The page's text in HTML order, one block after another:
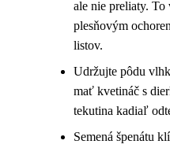
ale nie preliaty.
plesňovým
listov.
Udržujte pôdu
mať kvetináč s
tekutina kadiaľ
Semená špenátu